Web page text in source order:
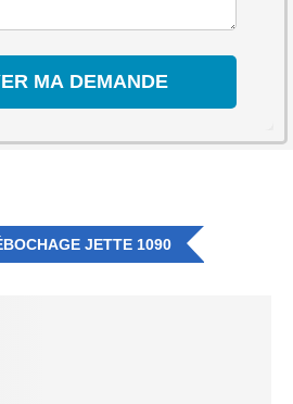
JETTE 1090